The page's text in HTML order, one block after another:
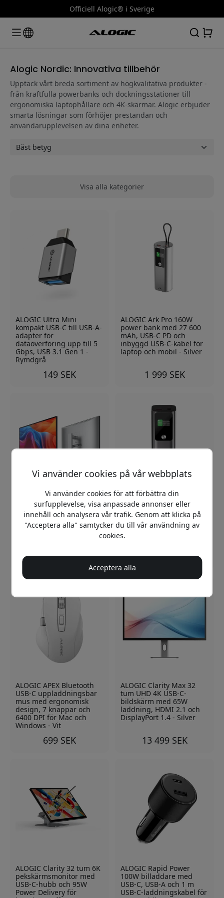
Officiell Alogic® i Sverige
Alogic Nordic: Innovativa tillbehör
Upptäck vårt breda sortiment av högkvalitativa produkter -
från kraftfulla powerbanks och dockningsstationer till
ergonomiska laptophållare och 4K-skärmar. Alogic erbjuder
smarta lösningar som förhöjer prestandan och
användarupplevelsen av dina enheter.
Visa alla kategorier
ALOGIC Ultra Mini
kompakt USB-C till USB-A-
adapter för
dataöverföring upp till 5
Gbps, USB 3.1 Gen 1 -
Rymdgrå
149 SEK
ALOGIC Ark Pro 160W
power bank med 27 600
mAh, USB-C PD och
inbyggd USB-C-kabel för
laptop och mobil - Silver
1 999 SEK
ALOGIC Clarity 5K Touch
27-tums
pekskärmsmonitor med
5K-upplösning, USB-C och
18 499 SEK
ALOGIC Ark Power Bank
27 000 mAh, 140 W USB-C
PD 3.1 för laptop, mobil
och surfplatta med
display - Silver
1 499 SEK
ALOGIC APEX Bluetooth
USB-C uppladdningsbar
mus med ergonomisk
design, 7 knappar och
6400 DPI för Mac och
Windows - Vit
699 SEK
ALOGIC Clarity Max 32
tum UHD 4K USB-C-
bildskärm med 65W
laddning, HDMI 2.1 och
DisplayPort 1.4 - Silver
13 499 SEK
ALOGIC Clarity 32 tum 6K
pekskärmsmonitor med
USB-C-hubb och 95W
Power Delivery för
ALOGIC Rapid Power
100W billaddare med
USB-C, USB-A och 1 m
USB-C-laddningskabel för
Vi använder cookies på vår webbplats
Vi använder cookies för att förbättra din
surfupplevelse, visa anpassade annonser eller
innehåll och analysera vår trafik. Genom att klicka på
"Acceptera alla" samtycker du till vår användning av
cookies.
Acceptera alla